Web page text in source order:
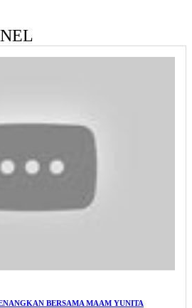
BERSAMA MAAM YUNITA